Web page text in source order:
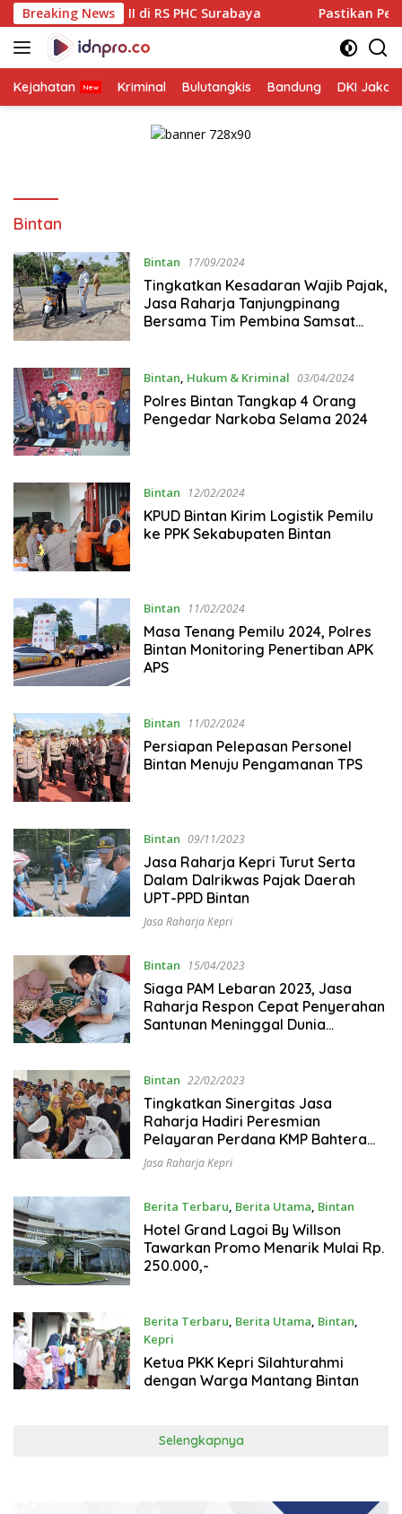
Langsung
ke
konten
Breaking News
II di RS PHC Surabaya Pastikan Pekayanan
Kejahatan Kriminal Bulutangkis Bandung DKI
Bintan
Bintan 17/09/2024
Tingkatkan Kesadaran Wajib Pajak,
Jasa Raharja Tanjungpinang
Bersama Tim Pembina Samsat
Bintan, Hukum & Kriminal 03/04/2024
Polres Bintan Tangkap 4 Orang
Pengedar Narkoba Selama 2024
Bintan 12/02/2024
KPUD Bintan Kirim Logistik Pemilu
ke PPK Sekabupaten Bintan
Bintan 11/02/2024
Masa Tenang Pemilu 2024, Polres
Bintan Monitoring Penertiban APK
APS
Bintan 11/02/2024
Persiapan Pelepasan Personel
Bintan Menuju Pengamanan TPS
Bintan 09/11/2023
Jasa Raharja Kepri Turut Serta
Dalam Dalrikwas Pajak Daerah
UPT-PPD Bintan
Jasa Raharja Kepri
Bintan 15/04/2023
Siaga PAM Lebaran 2023, Jasa
Raharja Respon Cepat Penyerahan
Santunan Meninggal Dunia
Bintan 22/02/2023
Tingkatkan Sinergitas Jasa
Raharja Hadiri Peresmian
Pelayaran Perdana KMP Bahtera
Nusantara 03
Jasa Raharja Kepri
Berita Terbaru, Berita Utama, Bintan
19/09/2022
Hotel Grand Lagoi By Willson
Tawarkan Promo Menarik Mulai Rp.
250.000,-
Berita Terbaru Berita Utama Bintan
Kepri
07/04/2022
Ketua PKK Kepri Silahturahmi
dengan Warga Mantang Bintan
Selengkapnya